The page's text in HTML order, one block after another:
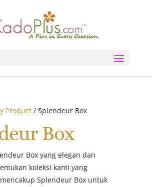
Product/ Splendeur Box
Box
Box yang elegan dan
koleksi kami yang
Splendeur Box untuk